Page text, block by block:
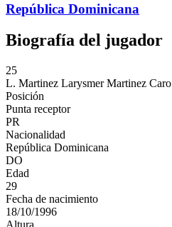
República Dominicana
Biografía del jugador
25
L. Martinez Larysmer Martinez Caro
Posición
Punta receptor
PR
Nacionalidad
República Dominicana
DO
Edad
29
Fecha de nacimiento
18/10/1996